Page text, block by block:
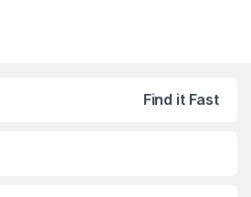
Find it Fast